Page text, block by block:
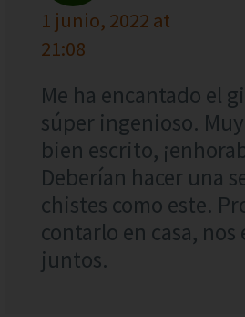
1 junio, 2022 at
21:08
Me ha encantado el
súper ingenioso.
bien escrito,
Deberían hacer una
chistes como este.
contarlo en casa,
juntos.